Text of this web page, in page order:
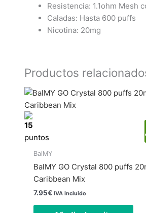
Resistencia: 1.1ohm Mesh
Caladas: Hasta 600 puffs
Nicotina: 20mg
Productos
15
puntos
BalMY
BalMY GO Crystal 800 puffs
Caribbean Mix
7.95€ IVA incluido